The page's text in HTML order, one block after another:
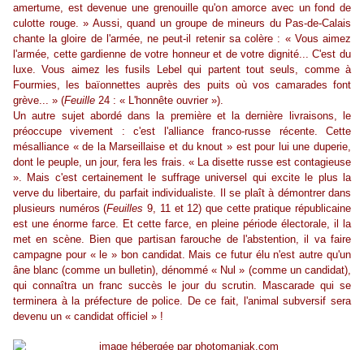
amertume, est devenue une grenouille qu'on amorce avec un fond de
culotte rouge. » Aussi, quand un groupe de mineurs du Pas-de-Calais
chante la gloire de l'armée, ne peut-il retenir sa colère : « Vous aimez
l'armée, cette gardienne de votre honneur et de votre dignité... C'est du
luxe. Vous aimez les fusils Lebel qui partent tout seuls, comme à
Fourmies, les baïonnettes auprès des puits où vos camarades font
grève... » (Feuille 24 : « L'honnête ouvrier »).
Un autre sujet abordé dans la première et la dernière livraisons, le
préoccupe vivement : c'est l'alliance franco-russe récente. Cette
mésalliance « de la Marseillaise et du knout » est pour lui une duperie,
dont le peuple, un jour, fera les frais. « La disette russe est contagieuse
». Mais c'est certainement le suffrage universel qui excite le plus la
verve du libertaire, du parfait individualiste. Il se plaît à démontrer dans
plusieurs numéros (Feuilles 9, 11 et 12) que cette pratique républicaine
est une énorme farce. Et cette farce, en pleine période électorale, il la
met en scène. Bien que partisan farouche de l'abstention, il va faire
campagne pour « le » bon candidat. Mais ce futur élu n'est autre qu'un
âne blanc (comme un bulletin), dénommé « Nul » (comme un candidat),
qui connaîtra un franc succès le jour du scrutin. Mascarade qui se
terminera à la préfecture de police. De ce fait, l'animal subversif sera
devenu un « candidat officiel » !